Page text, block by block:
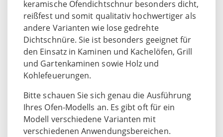
keramische Ofendichtschnur besonders dicht,
reißfest und somit qualitativ hochwertiger als
andere Varianten wie lose gedrehte
Dichtschnüre. Sie ist besonders geeignet für
den Einsatz in Kaminen und Kachelöfen, Grill
und Gartenkaminen sowie Holz und
Kohlefeuerungen.
Bitte schauen Sie sich genau die Ausführung
Ihres Ofen-Modells an. Es gibt oft für ein
Modell verschiedene Varianten mit
verschiedenen Anwendungsbereichen.